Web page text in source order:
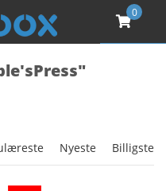
0
Nyeste Billigste